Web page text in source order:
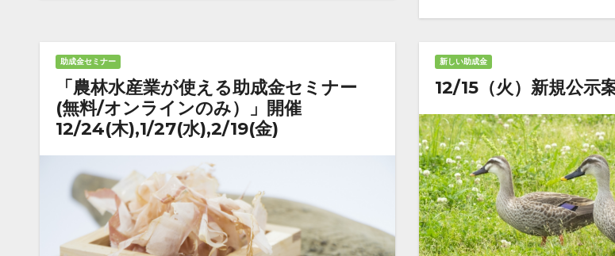
助成金セミナー
「農林水産業が使える助成金セミナー
(無料/オンラインのみ）」開催
12/24(木),1/27(水),2/19(金)
新しい助成金
12/15（火）新規公示